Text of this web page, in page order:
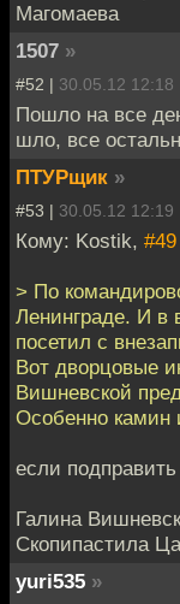
Магомаева
1507 »
#52 | 30.05.12 12:18
Пошло на все
шло, все
ПТУРщик »
#53 | 30.05.12 12:19
Кому: Kostik, #49
> По
Ленинграде. И в
посетил с
Вот дворцовые
Вишневской
Особенно камин
если подправить
Галина
Скопипастила
yuri535 »